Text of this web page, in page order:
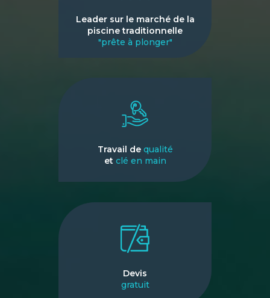
Leader sur le marché de la
piscine traditionnelle
"prête à plonger"
Travail de qualité
et clé en main
Devis
gratuit